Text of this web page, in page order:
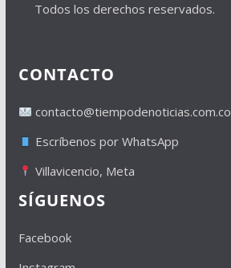
Todos los derechos reservados.
CONTACTO
contacto@tiempodenoticias.com.co
Escríbenos por WhatsApp
Villavicencio, Meta
SÍGUENOS
Facebook